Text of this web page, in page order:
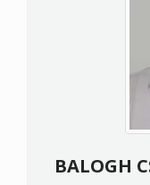
BALOGH